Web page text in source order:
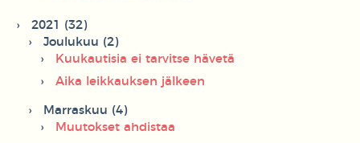
2021 (32)
Joulukuu (2)
Kuukautisia ei tarvitse hävetä
Aika leikkauksen jälkeen
Marraskuu (4)
Muutokset ahdistaa